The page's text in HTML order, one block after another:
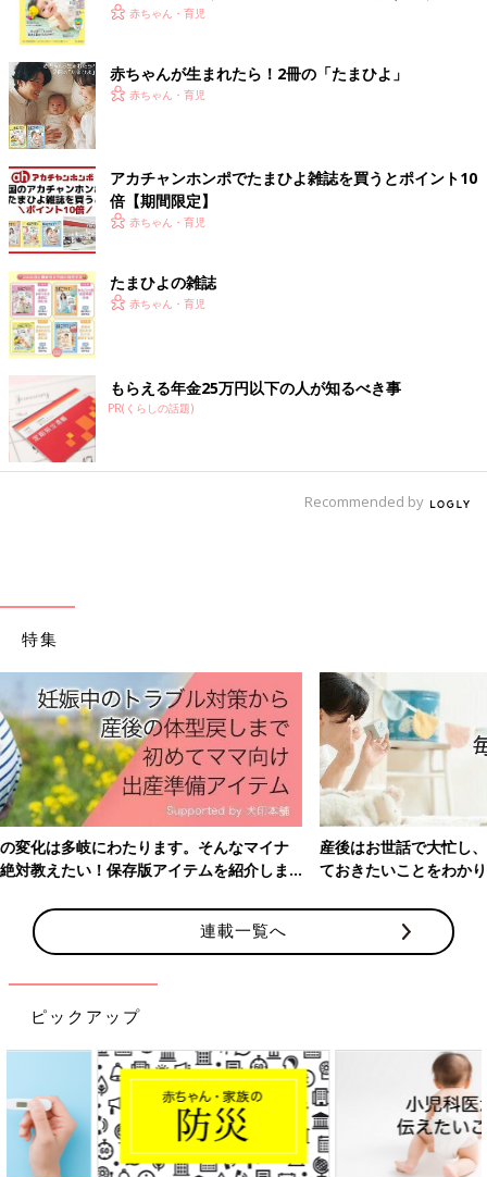
きゅーーーん！！
思わずその場で息子を力いっぱいハグしました！
えらい！頑張った！よくできたね！
私が気づかぬうちに、優しい心が芽生えていっている息子。
2歳になってから、言葉や仕草の成長が著しくて
びっくりします。
保育士の先生。
素敵なエピソードをありがとう〜！！
その優しい話のおかげで
体の芯まで温かくなったにくざんまいなのでした。
にくざんまい
肉が大好物で、セールをこよなく愛する。
ています。
悪魔的な魅力(魔力)を
もつ木の実【にくざ
んまいの赤ちゃん行
動観察記#44】
ちょっとまって…少し
休ませて…【にくざん
まいの赤ちゃん行動観
察記#46】
く！ おっぱい・ミルクの基本と夏のトラブル 解決テ
赤ちゃん・育児
赤ちゃんが生まれたら！2冊の「たまひよ」
赤ちゃん・育児
アカチャンホンポでたまひよ雑誌を買うとポイント10
倍【期間限定】
赤ちゃん・育児
たまひよの雑誌
赤ちゃん・育児
もらえる年金25万円以下の人が知るべき事
PR(くらしの話題)
Recommended by
特集
産後はお世話で大忙し、出産前にそろえておきたいアイテム、知
ておきたいことをわかりやすく紹介！
連載一覧へ
ピックアップ